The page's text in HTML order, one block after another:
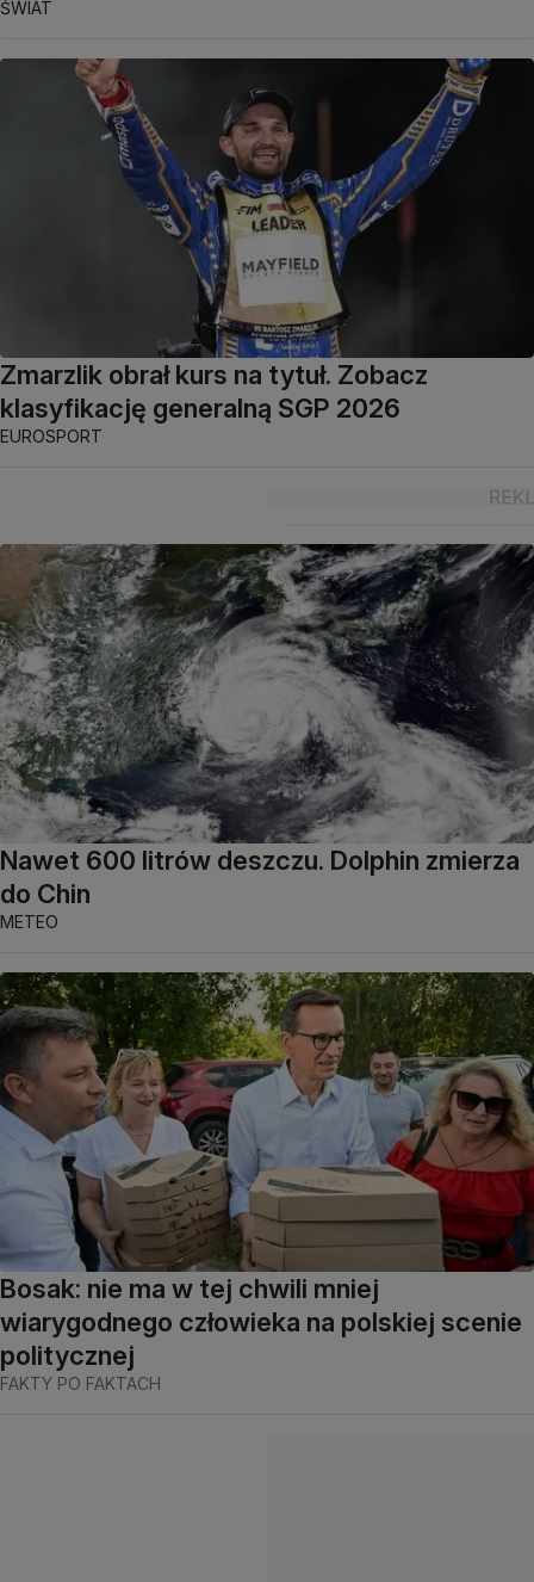
ŚWIAT
Zmarzlik obrał kurs na tytuł. Zobacz
klasyfikację generalną SGP 2026
EUROSPORT
Nawet 600 litrów deszczu. Dolphin zmierza
do Chin
METEO
Bosak: nie ma w tej chwili mniej
wiarygodnego człowieka na polskiej scenie
politycznej
FAKTY PO FAKTACH